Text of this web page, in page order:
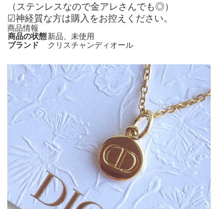
（ステンレスなので金アレさんでも◎）
☑︎神経質な方は購入をお控えください。
商品情報
商品の状態新品、未使用
ブランド
クリスチャンディオール